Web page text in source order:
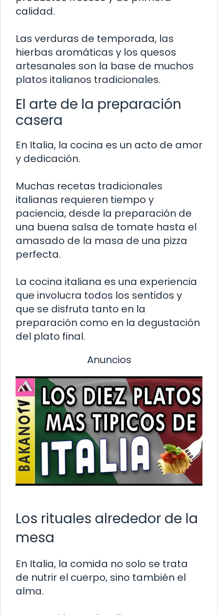
calidad.
Las verduras de temporada, las
hierbas aromáticas y los quesos
artesanales son la base de muchos
platos italianos tradicionales.
El arte de la preparación
casera
En Italia, la cocina es un acto de amor
y dedicación.
Muchas recetas tradicionales
italianas requieren tiempo y
paciencia, desde la preparación de
una buena salsa de tomate hasta el
amasado de la masa de una pizza
perfecta.
La cocina italiana es una experiencia
que involucra todos los sentidos y
que se disfruta tanto en la
preparación como en la degustación
del plato final.
Anuncios
Los rituales alrededor de la
mesa
En Italia, la comida no solo se trata
de nutrir el cuerpo, sino también el
alma.